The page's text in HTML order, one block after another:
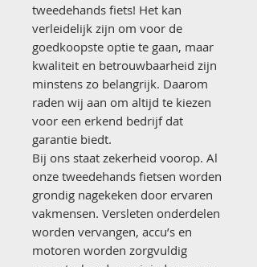
tweedehands fiets! Het kan
verleidelijk zijn om voor de
goedkoopste optie te gaan, maar
kwaliteit en betrouwbaarheid zijn
minstens zo belangrijk. Daarom
raden wij aan om altijd te kiezen
voor een erkend bedrijf dat
garantie biedt.
Bij ons staat zekerheid voorop. Al
onze tweedehands fietsen worden
grondig nagekeken door ervaren
vakmensen. Versleten onderdelen
worden vervangen, accu’s en
motoren worden zorgvuldig